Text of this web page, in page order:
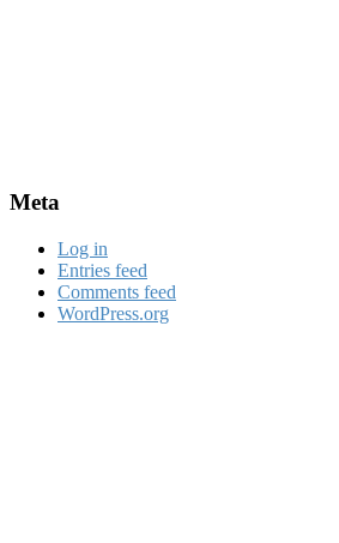
Meta
Log in
Entries feed
Comments feed
WordPress.org